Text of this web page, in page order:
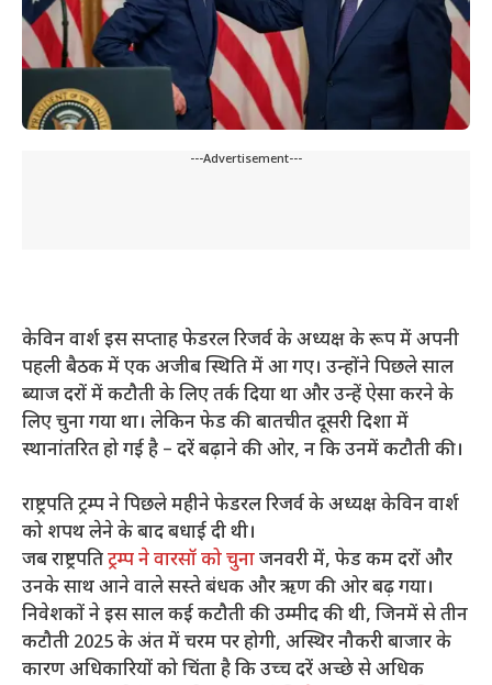
---Advertisement---
केविन वार्श इस सप्ताह फेडरल रिजर्व के अध्यक्ष के रूप में अपनी
पहली बैठक में एक अजीब स्थिति में आ गए। उन्होंने पिछले साल
ब्याज दरों में कटौती के लिए तर्क दिया था और उन्हें ऐसा करने के
लिए चुना गया था। लेकिन फेड की बातचीत दूसरी दिशा में
स्थानांतरित हो गई है – दरें बढ़ाने की ओर, न कि उनमें कटौती की।
राष्ट्रपति ट्रम्प ने पिछले महीने फेडरल रिजर्व के अध्यक्ष केविन वार्श
को शपथ लेने के बाद बधाई दी थी।
जब राष्ट्रपतिट्रम्प ने वारसॉ को चुनाजनवरी में, फेड कम दरों और
उनके साथ आने वाले सस्ते बंधक और ऋण की ओर बढ़ गया।
निवेशकों ने इस साल कई कटौती की उम्मीद की थी, जिनमें से तीन
कटौती 2025 के अंत में चरम पर होगी, अस्थिर नौकरी बाजार के
कारण अधिकारियों को चिंता है कि उच्च दरें अच्छे से अधिक